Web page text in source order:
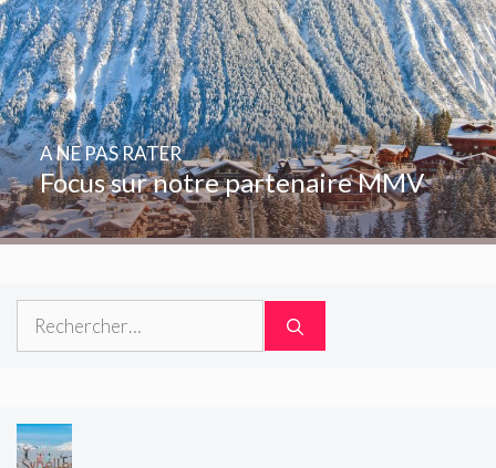
Focus sur notre partenaire MMV
A NE PAS RATER